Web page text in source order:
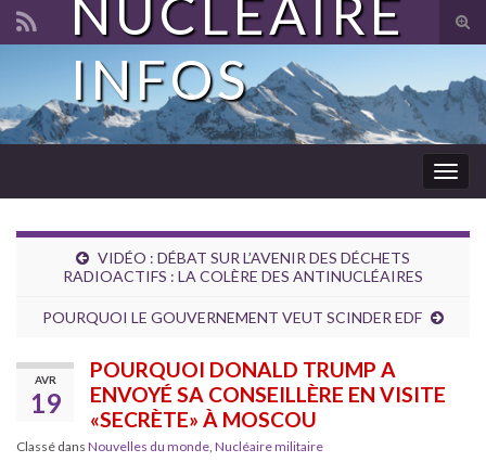
Search for:
NUCLÉAIRE
INFOS
VIDÉO : DÉBAT SUR L’AVENIR DES DÉCHETS
RADIOACTIFS : LA COLÈRE DES ANTINUCLÉAIRES
POURQUOI LE GOUVERNEMENT VEUT SCINDER EDF
AVR
19
POURQUOI DONALD TRUMP A
ENVOYÉ SA CONSEILLÈRE EN VISITE
«SECRÈTE» À MOSCOU
Classé dans Nouvelles du monde, Nucléaire militaire